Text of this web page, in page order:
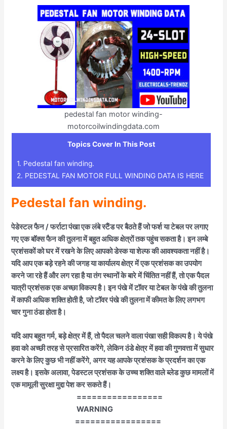
pedestal fan motor winding-
motorcoilwindingdata.com
Topics Cover In This Post
1. Pedestal fan winding.
2. PEDESTAL FAN MOTOR FULL WINDING DATA IS HERE
Pedestal fan winding.
पेडेस्टल फैन / फर्राटा पंखा एक लंबे स्टैंड पर बैठते हैं जो फर्श या टेबल पर लगाए
गए एक बॉक्स फैन की तुलना में बहुत अधिक क्षेत्रों तक पहुंच सकता है। इन लम्बे
प्रशंसकों को घर में रखने के लिए आपको डेस्क या शेल्फ की आवश्यकता नहीं है।
यदि आप एक बड़े रहने की जगह या कार्यालय क्षेत्र में एक प्रशंसक का उपयोग
करने जा रहे हैं और लग रहा है या तंग स्थानों के बारे में चिंतित नहीं हैं, तो एक पैदल
यात्री प्रशंसक एक अच्छा विकल्प है। इन पंखे में टॉवर या टेबल के पंखे की तुलना
में काफी अधिक शक्ति होती है, जो टॉवर पंखे की तुलना में कीमत के लिए लगभग
चार गुना ठंडा होता है।
यदि आप बहुत गर्म, बड़े क्षेत्र में हैं, तो पैदल चलने वाला पंखा सही विकल्प है। ये पंखे
हवा को अच्छी तरह से प्रसारित करेंगे, लेकिन ठंडे क्षेत्र में हवा की गुणवत्ता में सुधार
करने के लिए कुछ भी नहीं करेंगे, अगर यह आपके प्रशंसक के प्रदर्शन का एक
लक्ष्य है। इसके अलावा, पेडस्टल प्रशंसक के उच्च शक्ति वाले ब्लेड कुछ मामलों में
एक मामूली सुरक्षा मुद्दा पेश कर सकते हैं।
=================
WARNING
=================